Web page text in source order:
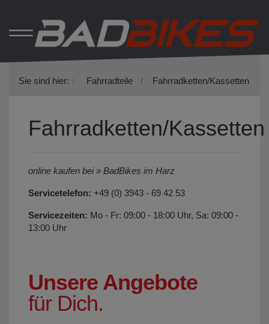
Sie sind hier: Fahrradteile Fahrradketten/Kassetten
Fahrradketten/Kassetten
online kaufen bei » BadBikes im Harz
Servicetelefon: +49 (0) 3943 - 69 42 53
Servicezeiten: Mo - Fr: 09:00 - 18:00 Uhr, Sa: 09:00 -
13:00 Uhr
Unsere Angebote
für Dich.